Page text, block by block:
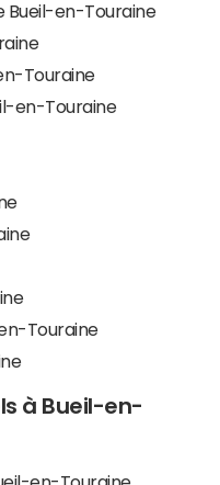
Bueil-en-Touraine
Touraine
en-Touraine
Touraine
à Bueil-en-